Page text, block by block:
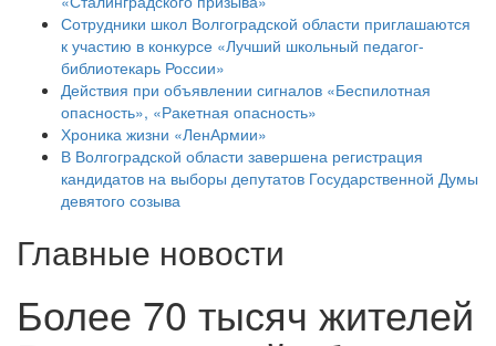
Сотрудники школ Волгоградской области приглашаются
к участию в конкурсе «Лучший школьный педагог-
библиотекарь России»
Действия при объявлении сигналов «Беспилотная
опасность», «Ракетная опасность»
Хроника жизни «ЛенАрмии»
В Волгоградской области завершена регистрация
кандидатов на выборы депутатов Государственной Думы
девятого созыва
Главные новости
Более 70 тысяч жителей